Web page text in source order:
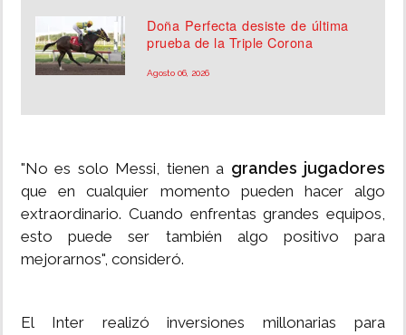
Doña Perfecta desiste de última
prueba de la Triple Corona
Agosto 06, 2026
"No es solo Messi, tienen a grandes jugadores
que en cualquier momento pueden hacer algo
extraordinario. Cuando enfrentas grandes equipos,
esto puede ser también algo positivo para
mejorarnos", consideró.
El Inter realizó inversiones millonarias para